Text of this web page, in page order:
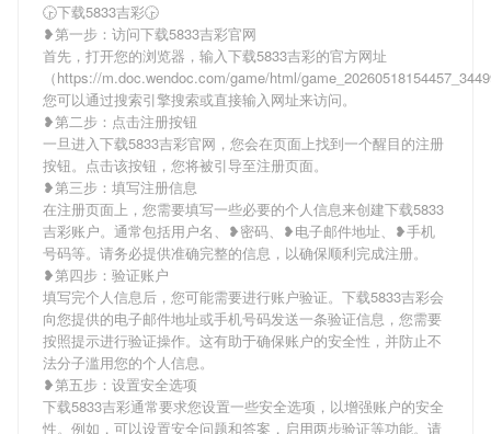
🕞下载5833吉彩🕞
❥第一步：访问下载5833吉彩官网
首先，打开您的浏览器，输入下载5833吉彩的官方网址
（https://m.doc.wendoc.com/game/html/
您可以通过搜索引擎搜索或直接输入网址来访问。
❥第二步：点击注册按钮
一旦进入下载5833吉彩官网，您会在页面上找到一个醒目的注册
按钮。点击该按钮，您将被引导至注册页面。
❥第三步：填写注册信息
在注册页面上，您需要填写一些必要的个人信息来创建下载5833
吉彩账户。通常包括用户名、❥密码、❥电子邮件地址、❥手机
号码等。请务必提供准确完整的信息，以确保顺利完成注册。
❥第四步：验证账户
填写完个人信息后，您可能需要进行账户验证。下载5833吉彩会
向您提供的电子邮件地址或手机号码发送一条验证信息，您需要
按照提示进行验证操作。这有助于确保账户的安全性，并防止不
法分子滥用您的个人信息。
❥第五步：设置安全选项
下载5833吉彩通常要求您设置一些安全选项，以增强账户的安全
性。例如，可以设置安全问题和答案，启用两步验证等功能。请